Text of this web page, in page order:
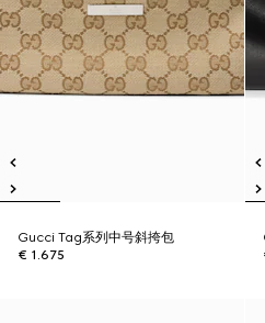
Gucci Tag系列中号斜挎包
€ 1.675